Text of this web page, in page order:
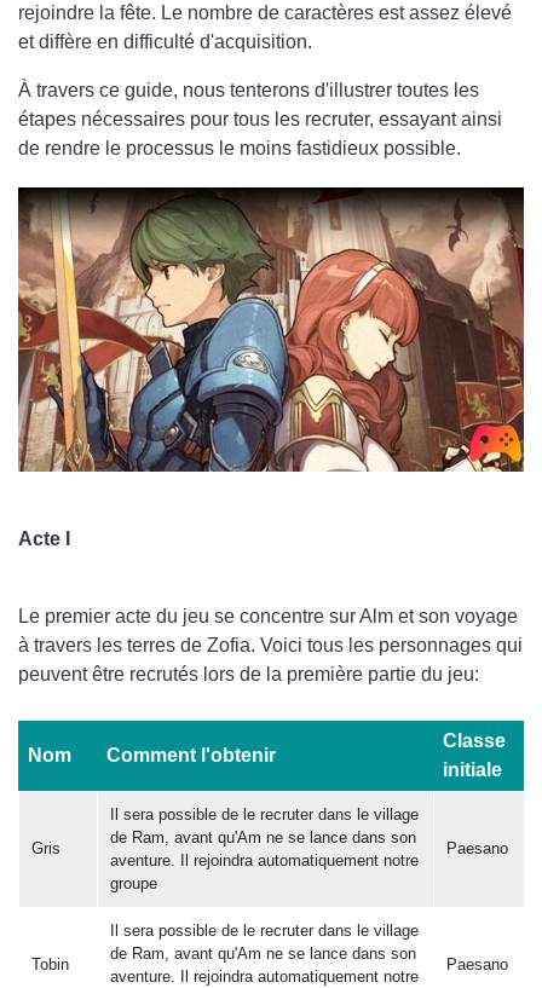
rejoindre la fête. Le nombre de caractères est assez élevé
et diffère en difficulté d'acquisition.
À travers ce guide, nous tenterons d'illustrer toutes les
étapes nécessaires pour tous les recruter, essayant ainsi
de rendre le processus le moins fastidieux possible.
Acte I
Le premier acte du jeu se concentre sur Alm et son voyage
à travers les terres de Zofia. Voici tous les personnages qui
peuvent être recrutés lors de la première partie du jeu:
Nom Comment l'obtenir
Classe
initiale
Gris
Il sera possible de le recruter dans le village
de Ram, avant qu'Am ne se lance dans son
aventure. Il rejoindra automatiquement notre
groupe
Paesano
Tobin
Il sera possible de le recruter dans le village
de Ram, avant qu'Am ne se lance dans son
aventure. Il rejoindra automatiquement notre
Paesano